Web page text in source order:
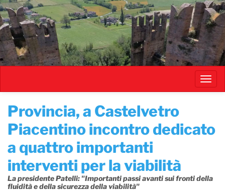
Salta
al
contenuto
principale
​Provincia, a Castelvetro
Piacentino incontro dedicato
a quattro importanti
interventi per la viabilità
La presidente Patelli: "Importanti passi avanti sui fronti della
fluidità e della sicurezza della viabilità"